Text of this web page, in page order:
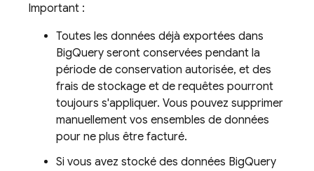
Important :
Toutes les données déjà exportées dans
BigQuery seront conservées pendant la
période de conservation autorisée, et des
frais de stockage et de requêtes pourront
toujours s'appliquer. Vous pouvez supprimer
manuellement vos ensembles de données
pour ne plus être facturé.
Si vous avez stocké des données BigQuery